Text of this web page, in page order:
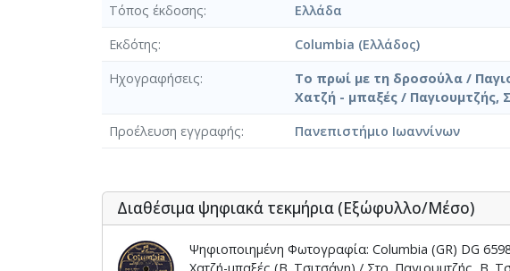
Τόπος έκδοσης
Ελλάδα
Εκδότης
Columbia (Ελλάδος)
Ηχογραφήσεις
Το πρωί με τη δροσούλα /
Χατζή - μπαξές / Παγιουμτζής,
Προέλευση εγγραφής
Πανεπιστήμιο Ιωαννίνων
Διαθέσιμα ψηφιακά τεκμήρια (Εξώφυλλο/Μέσο)
Ψηφιοποιημένη Φωτογραφία: Columbia (GR) DG